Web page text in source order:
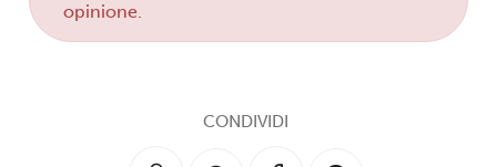
opinione.
CONDIVIDI